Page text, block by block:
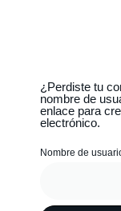
¿Perdiste tu
nombre de
enlace para
electrónico.
Nombre de